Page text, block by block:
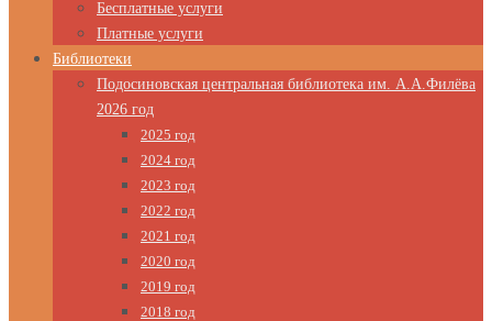
Бесплатные услуги
Платные услуги
Библиотеки
Подосиновская центральная библиотека им. А.А.Филёва
2026 год
2025 год
2024 год
2023 год
2022 год
2021 год
2020 год
2019 год
2018 год